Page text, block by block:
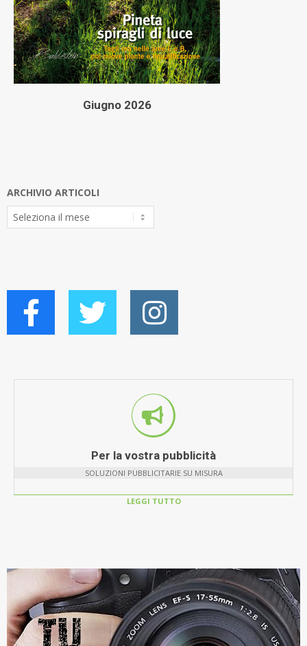
Giugno 2026
ARCHIVIO ARTICOLI
Archivio
Articoli
Per la vostra pubblicità
SOLUZIONI PUBBLICITARIE SU MISURA
LEGGI TUTTO